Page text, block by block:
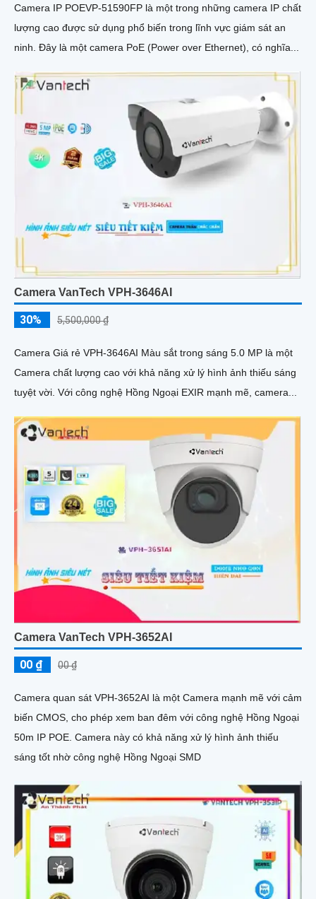
Camera IP POEVP-51590FP là một trong những camera IP chất
lượng cao được sử dụng phổ biến trong lĩnh vực giám sát an
ninh. Đây là một camera PoE (Power over Ethernet), có nghĩa...
Camera VanTech VPH-3646AI
30% 5,500,000 ₫
Camera Giá rẻ VPH-3646AI Màu sắt trong sáng 5.0 MP là một
Camera chất lượng cao với khả năng xử lý hình ảnh thiếu sáng
tuyệt vời. Với công nghệ Hồng Ngoại EXIR mạnh mẽ, camera...
Camera VanTech VPH-3652AI
00 ₫ 00 ₫
Camera quan sát VPH-3652AI là một Camera mạnh mẽ với cảm
biến CMOS, cho phép xem ban đêm với công nghệ Hồng Ngoại
50m IP POE. Camera này có khả năng xử lý hình ảnh thiếu
sáng tốt nhờ công nghệ Hồng Ngoại SMD